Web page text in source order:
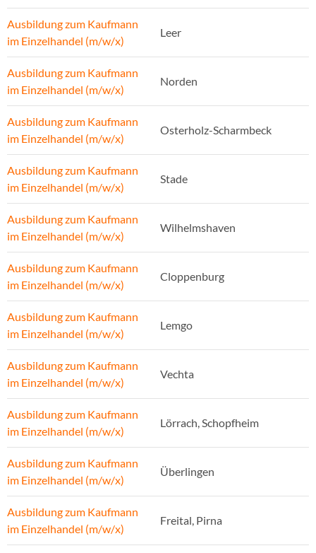
Ausbildung zum Kaufmann
im Einzelhandel (m/w/x)
Leer
Ausbildung zum Kaufmann
im Einzelhandel (m/w/x)
Norden
Ausbildung zum Kaufmann
im Einzelhandel (m/w/x)
Osterholz-Scharmbeck
Ausbildung zum Kaufmann
im Einzelhandel (m/w/x)
Stade
Ausbildung zum Kaufmann
im Einzelhandel (m/w/x)
Wilhelmshaven
Ausbildung zum Kaufmann
im Einzelhandel (m/w/x)
Cloppenburg
Ausbildung zum Kaufmann
im Einzelhandel (m/w/x)
Lemgo
Ausbildung zum Kaufmann
im Einzelhandel (m/w/x)
Vechta
Ausbildung zum Kaufmann
im Einzelhandel (m/w/x)
Lörrach, Schopfheim
Ausbildung zum Kaufmann
im Einzelhandel (m/w/x)
Überlingen
Ausbildung zum Kaufmann
im Einzelhandel (m/w/x)
Freital, Pirna